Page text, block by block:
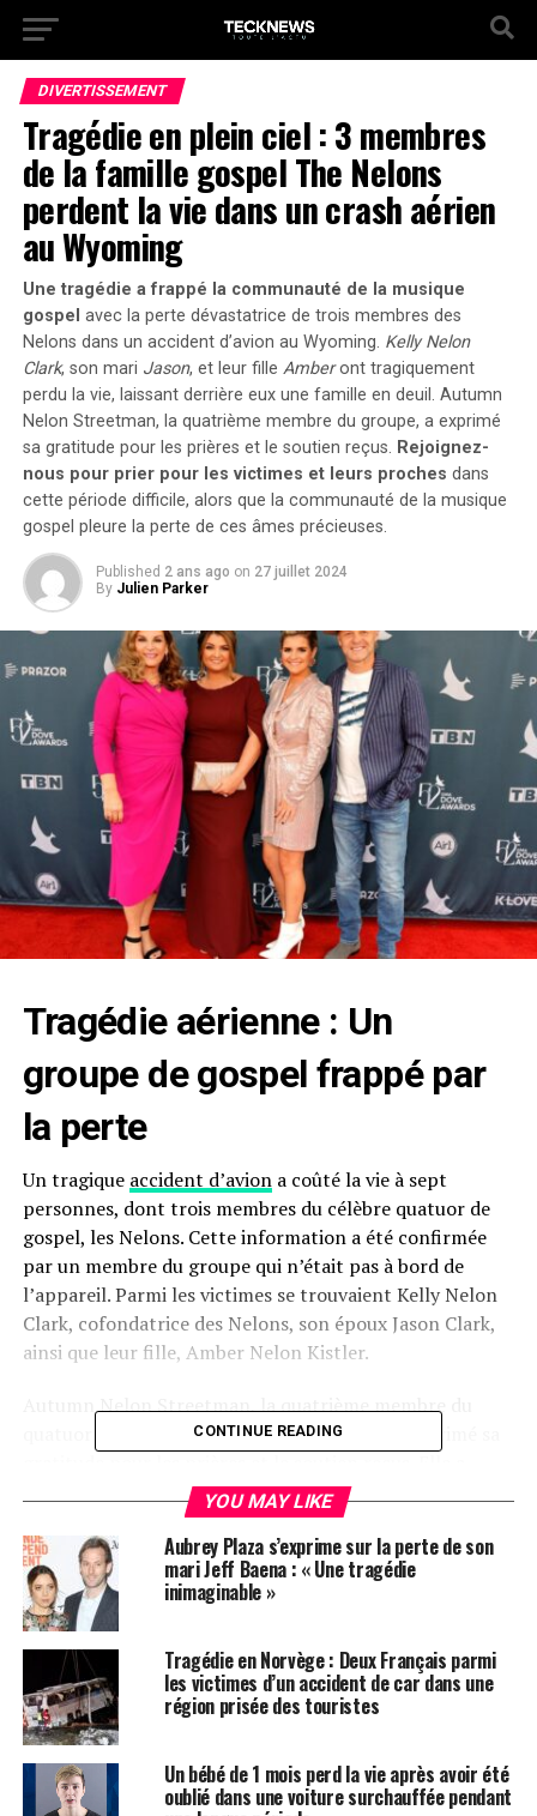
DIVERTISSEMENT
Tragédie en plein ciel : 3 membres
de la famille gospel The Nelons
perdent la vie dans un crash aérien
au Wyoming
Une tragédie a frappé la communauté de la musique
gospel avec la perte dévastatrice de trois membres des
Nelons dans un accident d’avion au Wyoming. Kelly Nelon
Clark, son mari Jason, et leur fille Amberont tragiquement
perdu la vie, laissant derrière eux une famille en deuil. Autumn
Nelon Streetman, la quatrième membre du groupe, a exprimé
sa gratitude pour les prières et le soutien reçus. Rejoignez-
nous pour prier pour les victimes et leurs proches dans
cette période difficile, alors que la communauté de la musique
gospel pleure la perte de ces âmes précieuses.
Published 2 ans ago on 27 juillet 2024
By Julien Parker
Tragédie aérienne : Un
groupe de gospel frappé par
la perte
Un tragique accident d’aviona coûté la vie à sept
personnes, dont trois membres du célèbre quatuor de
gospel, les Nelons. Cette information a été confirmée
par un membre du groupe qui n’était pas à bord de
l’appareil. Parmi les victimes se trouvaient Kelly Nelon
Clark, cofondatrice des Nelons, son époux Jason Clark,
ainsi que leur fille, Amber Nelon Kistler.
Autumn Nelon Streetman, la quatrième membre du
quatuor basé en Géorgie et sœur d’Amber, a exprimé sa
également mentionné son mari, Jamie, et leur futur fils,
ainsi que les parents de Jason, Dan et Linda Clark, dans
sa déclaration.
Les autres victimes incluent Nathan Kistler, le mari
d’Amber, ainsi que Melodi Hodges, une amie de la
famille, et le couple Larry et Melissa Haynie.
Malheureusement, il n’y a eu aucun survivant dans cet
accident tragique.
Larry Haynie, qui était président du Conseil des
corrections de Géorgie, a été salué pour sa carrière
CONTINUE READING
YOU MAY LIKE
Aubrey Plaza s’exprime sur la perte de son
mari Jeff Baena : « Une tragédie
inimaginable »
Tragédie en Norvège : Deux Français parmi
les victimes d’un accident de car dans une
région prisée des touristes
Un bébé de 1 mois perd la vie après avoir été
oublié dans une voiture surchauffée pendant